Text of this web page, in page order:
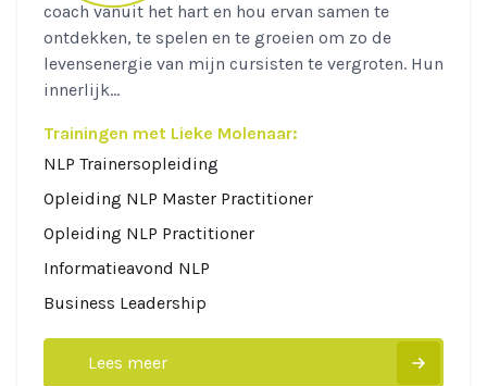
coach vanuit het hart en hou ervan samen te
ontdekken, te spelen en te groeien om zo de
levensenergie van mijn cursisten te vergroten. Hun
innerlijk...
Trainingen met Lieke Molenaar:
NLP Trainersopleiding
Opleiding NLP Master Practitioner
Opleiding NLP Practitioner
Informatieavond NLP
Business Leadership
Lees meer